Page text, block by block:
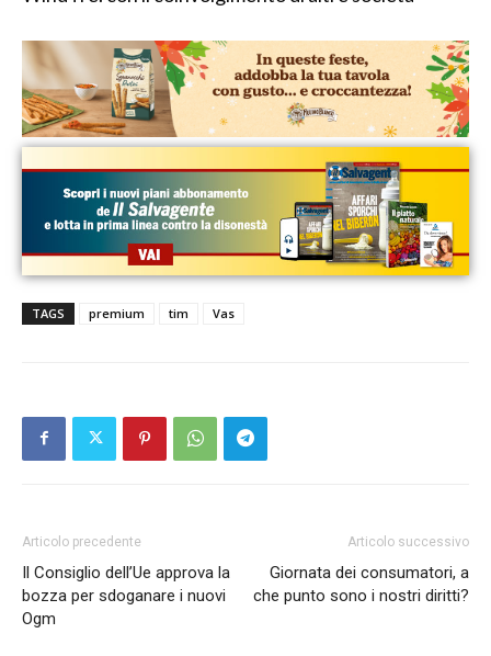
TAGS premium tim Vas
Articolo precedente
Il Consiglio dell’Ue approva la
bozza per sdoganare i nuovi
Ogm
Articolo successivo
Giornata dei consumatori, a
che punto sono i nostri diritti?